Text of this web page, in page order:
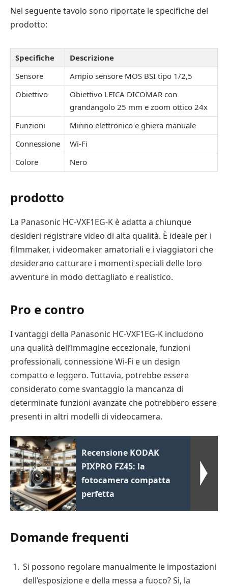
Nel seguente tavolo sono riportate le specifiche del
prodotto:
Specifiche
Descrizione
Sensore
Ampio sensore MOS BSI tipo 1/2,5
Obiettivo
Obiettivo LEICA DICOMAR con
grandangolo 25 mm e zoom ottico 24x
Funzioni
Mirino elettronico e ghiera manuale
Connessione
Wi-Fi
Colore
Nero
prodotto
La Panasonic HC-VXF1EG-K è adatta a chiunque
desideri registrare video di alta qualità. È ideale per i
filmmaker, i videomaker amatoriali e i viaggiatori che
desiderano catturare i momenti speciali delle loro
avventure in modo dettagliato e realistico.
Pro e contro
I vantaggi della Panasonic HC-VXF1EG-K includono
una qualità dell’immagine eccezionale, funzioni
professionali, connessione Wi-Fi e un design
compatto e leggero. Tuttavia, potrebbe essere
considerato come svantaggio la mancanza di
determinate funzioni avanzate che potrebbero essere
presenti in altri modelli di videocamera.
Recensione KODAK
PIXPRO FZ45: la
fotocamera compatta
perfetta
Domande frequenti
Si possono regolare manualmente le impostazioni
dell’esposizione e della messa a fuoco? Sì, la